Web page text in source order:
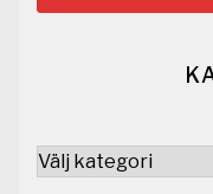
Kategorier